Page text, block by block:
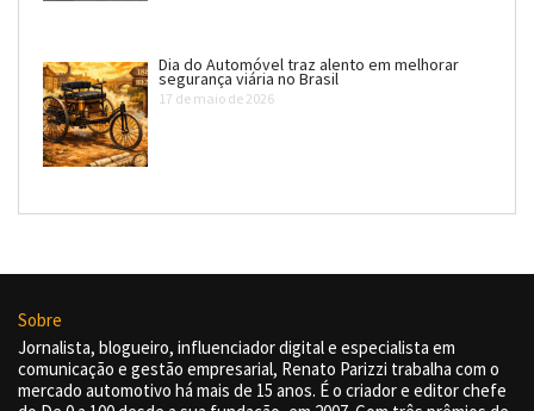
Dia do Automóvel traz alento em melhorar
segurança viária no Brasil
17 de maio de 2026
Sobre
Jornalista, blogueiro, influenciador digital e especialista em
comunicação e gestão empresarial, Renato Parizzi trabalha com o
mercado automotivo há mais de 15 anos. É o criador e editor chefe